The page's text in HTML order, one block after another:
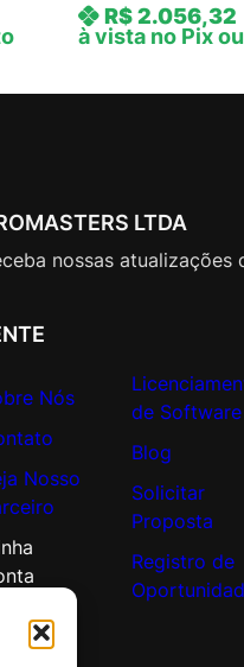
i
E
E
R$2.056,32
à vista no Pix
LTDA
nossas
Nós
Nosso
de Software
Blog
Solicitar
Proposta
Registro de